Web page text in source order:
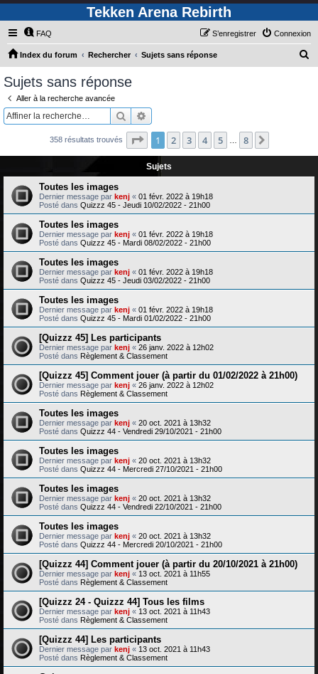
Tekken Arena Rebirth
FAQ Connexion
S’enregistrer
Index du forum Rechercher Sujets sans réponse
c
Sujets sans réponse
Aller à la recherche avancée
Rechercher
358 résultats trouvés Page 1sur8
1 2 3 4 5 8
Sujets
Toutes les images
Dernier message par kenj « 01 févr. 2022 à 19h18
Posté dans Quizzz 45 - Jeudi 10/02/2022 - 21h00
Toutes les images
Dernier message par kenj « 01 févr. 2022 à 19h18
Posté dans Quizzz 45 - Mardi 08/02/2022 - 21h00
Toutes les images
Dernier message par kenj « 01 févr. 2022 à 19h18
Posté dans Quizzz 45 - Jeudi 03/02/2022 - 21h00
Toutes les images
Dernier message par kenj « 01 févr. 2022 à 19h18
Posté dans Quizzz 45 - Mardi 01/02/2022 - 21h00
[Quizzz 45] Les participants
Dernier message par kenj « 26 janv. 2022 à 12h02
Posté dans Règlement & Classement
[Quizzz 45] Comment jouer (à partir du 01/02/2022 à 21h00)
Dernier message par kenj « 26 janv. 2022 à 12h02
Posté dans Règlement & Classement
Toutes les images
Dernier message par kenj « 20 oct. 2021 à 13h32
Posté dans Quizzz 44 - Vendredi 29/10/2021 - 21h00
Toutes les images
Dernier message par kenj « 20 oct. 2021 à 13h32
Posté dans Quizzz 44 - Mercredi 27/10/2021 - 21h00
Toutes les images
Dernier message par kenj « 20 oct. 2021 à 13h32
Posté dans Quizzz 44 - Vendredi 22/10/2021 - 21h00
Toutes les images
Dernier message par kenj « 20 oct. 2021 à 13h32
Posté dans Quizzz 44 - Mercredi 20/10/2021 - 21h00
[Quizzz 44] Comment jouer (à partir du 20/10/2021 à 21h00)
Dernier message par kenj « 13 oct. 2021 à 11h55
Posté dans Règlement & Classement
[Quizzz 24 - Quizzz 44] Tous les films
Dernier message par kenj « 13 oct. 2021 à 11h43
Posté dans Règlement & Classement
[Quizzz 44] Les participants
Dernier message par kenj « 13 oct. 2021 à 11h43
Posté dans Règlement & Classement